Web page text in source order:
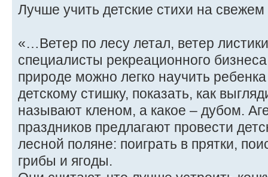
Лучше учить детские стихи на свежем
«…Ветер по лесу летал, ветер
специалисты рекреационного
природе можно легко научить
детскому стишку, показать, как
называют кленом, а какое – дубом.
праздников предлагают провести
лесной поляне: поиграть в прятки,
грибы и ягоды.